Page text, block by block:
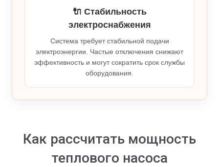
🔌 Стабильность
электроснабжения
Система требует стабильной подачи
электроэнергии. Частые отключения снижают
эффективность и могут сократить срок службы
оборудования.
Как рассчитать мощность
теплового насоса